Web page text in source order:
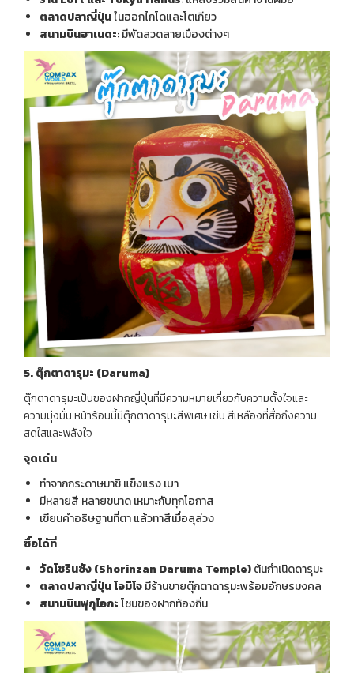
ตลาดปลาญี่ปุ่นในฮอกไกโดและโตเกียว
สนามบินฮาเนดะ: มีพัดลวดลายเมืองต่างๆ
5.ตุ๊กตาดารุมะ (Daruma)
ตุ๊กตาดารุมะเป็นของฝากญี่ปุ่นที่มีความหมายเกี่ยวกับความตั้งใจและ
ความมุ่งมั่น หน้าร้อนนี้มีตุ๊กตาดารุมะสีพิเศษ เช่น สีเหลืองที่สื่อถึงความ
สดใสและพลังใจ
จุดเด่น
ทำจากกระดาษมาชิ แข็งแรง เบา
มีหลายสี หลายขนาด เหมาะกับทุกโอกาส
เขียนคำอธิษฐานที่ตา แล้วทาสีเมื่อลุล่วง
ซื้อได้ที่
วัดโชรินซัง (Shorinzan Daruma Temple)ต้นกำเนิดดารุมะ
ตลาดปลาญี่ปุ่น โอมิโจมีร้านขายตุ๊กตาดารุมะพร้อมอักษรมงคล
สนามบินฟุกุโอกะโซนของฝากท้องถิ่น